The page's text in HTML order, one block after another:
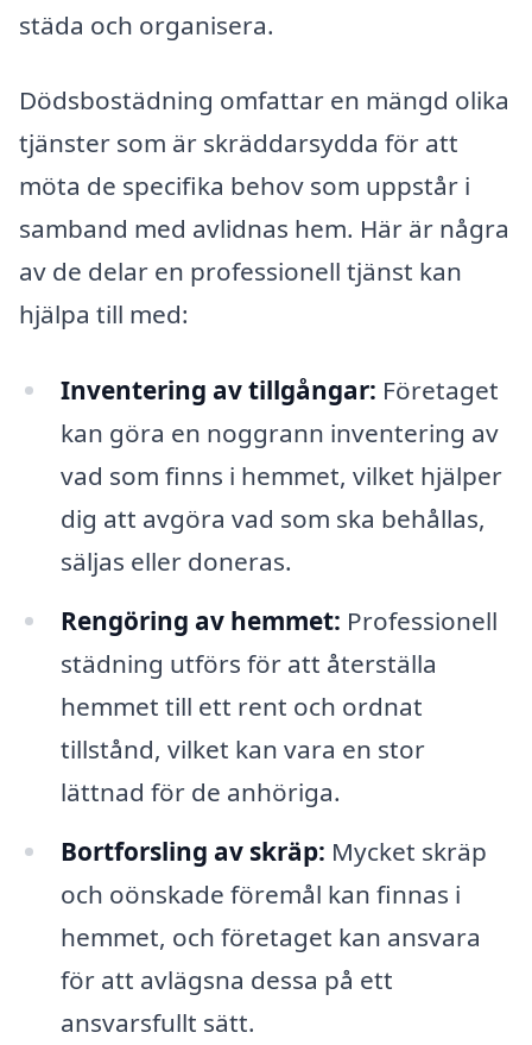
städa och organisera.
Dödsbostädning omfattar en mängd olika
tjänster som är skräddarsydda för att
möta de specifika behov som uppstår i
samband med avlidnas hem. Här är några
av de delar en professionell tjänst kan
hjälpa till med:
Inventering av tillgångar: Företaget
kan göra en noggrann inventering av
vad som finns i hemmet, vilket hjälper
dig att avgöra vad som ska behållas,
säljas eller doneras.
Rengöring av hemmet: Professionell
städning utförs för att återställa
hemmet till ett rent och ordnat
tillstånd, vilket kan vara en stor
lättnad för de anhöriga.
Bortforsling av skräp: Mycket skräp
och oönskade föremål kan finnas i
hemmet, och företaget kan ansvara
för att avlägsna dessa på ett
ansvarsfullt sätt.